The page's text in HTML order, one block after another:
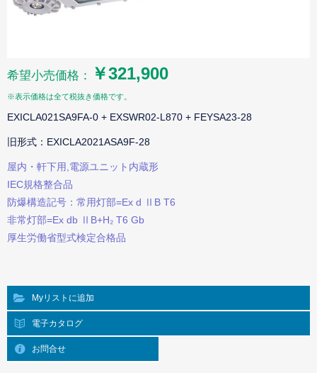
希望小売価格： ￥321,900
※表示価格は全て税抜き価格です。
EXICLA021SA9FA-0 + EXSWR02-L870 + FEYSA23-28
旧形式：EXICLA2021ASA9F-28
屋内・軒下用,電源ユニット内蔵形
IEC規格整合品
防爆構造記号：常用灯部=Ex d ⅡB T6
非常灯部=Ex db ⅡB+H₂ T6 Gb
厚生労働省型式検定合格品
Myリストに追加
電子カタログ
お問合せ